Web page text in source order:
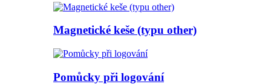
Magnetické keše (typu other)
Pomůcky při logování